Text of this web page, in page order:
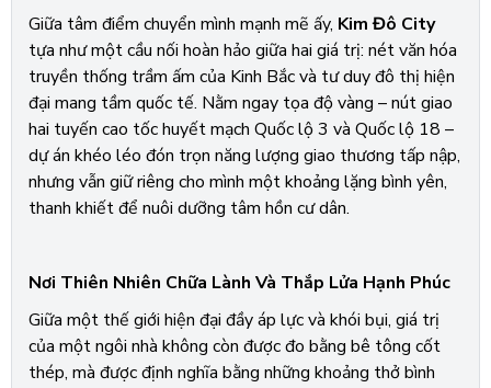
Giữa tâm điểm chuyển mình mạnh mẽ ấy, Kim Đô City
tựa như một cầu nối hoàn hảo giữa hai giá trị: nét văn hóa
truyền thống trầm ấm của Kinh Bắc và tư duy đô thị hiện
đại mang tầm quốc tế. Nằm ngay tọa độ vàng – nút giao
hai tuyến cao tốc huyết mạch Quốc lộ 3 và Quốc lộ 18 –
dự án khéo léo đón trọn năng lượng giao thương tấp nập,
nhưng vẫn giữ riêng cho mình một khoảng lặng bình yên,
thanh khiết để nuôi dưỡng tâm hồn cư dân.
Nơi Thiên Nhiên Chữa Lành Và Thắp Lửa Hạnh Phúc
Giữa một thế giới hiện đại đầy áp lực và khói bụi, giá trị
của một ngôi nhà không còn được đo bằng bê tông cốt
thép, mà được định nghĩa bằng những khoảng thở bình